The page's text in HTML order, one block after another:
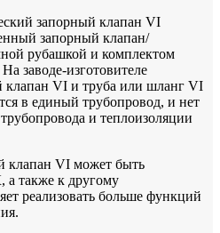
запорный клапан VI
запорный клапан/
рубашкой и комплектом
заводе-изготовителе
клапан VI и труба или шланг VI
в единый трубопровод, и нет
и теплоизоляции
клапан VI может быть
также к другому
реализовать больше функций